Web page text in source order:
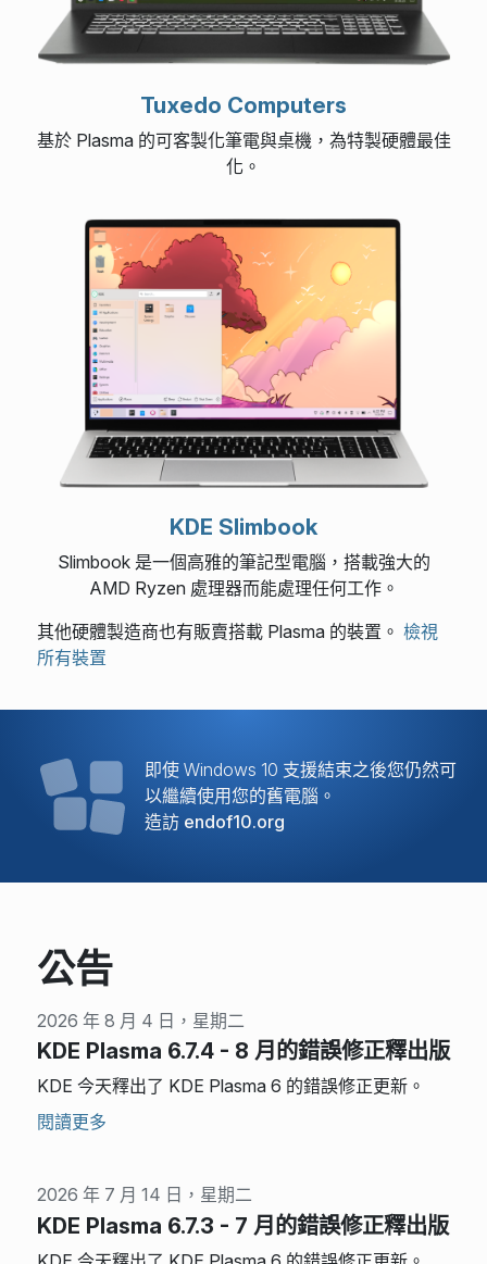
Tuxedo Computers
基於 Plasma 的可客製化筆電與桌機，為特製硬體最佳
化。
KDE Slimbook
Slimbook 是一個高雅的筆記型電腦，搭載強大的
AMD Ryzen 處理器而能處理任何工作。
其他硬體製造商也有販賣搭載 Plasma 的裝置。 檢視
所有裝置
即使 Windows 10 支援結束之後您仍然可
以繼續使用您的舊電腦。
造訪 endof10.org
公告
2026 年 8 月 4 日，星期二
KDE Plasma 6.7.4 - 8 月的錯誤修正釋出版
KDE 今天釋出了 KDE Plasma 6 的錯誤修正更新。
閱讀更多
2026 年 7 月 14 日，星期二
KDE Plasma 6.7.3 - 7 月的錯誤修正釋出版